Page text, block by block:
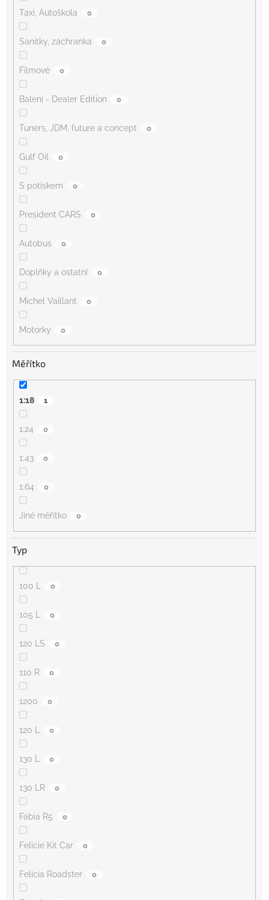
Taxi, Autoškola 0
Sanitky, záchranka 0
Filmové 0
Balení - Dealer Edition 0
Tuners, JDM, future a concept 0
Gulf Oil 0
S potiskem 0
President CARS 0
Autobus 0
Doplňky a ostatní 0
Michel Vaillant 0
Motorky 0
Měřítko
1:18 1
1:24 0
1:43 0
1:64 0
Jiné měřítko 0
Typ
100 L 0
105 L 0
120 LS 0
110 R 0
1200 0
120 L 0
130 L 0
130 LR 0
Fabia R5 0
Felicie Kit Car 0
Felicia Roadster 0